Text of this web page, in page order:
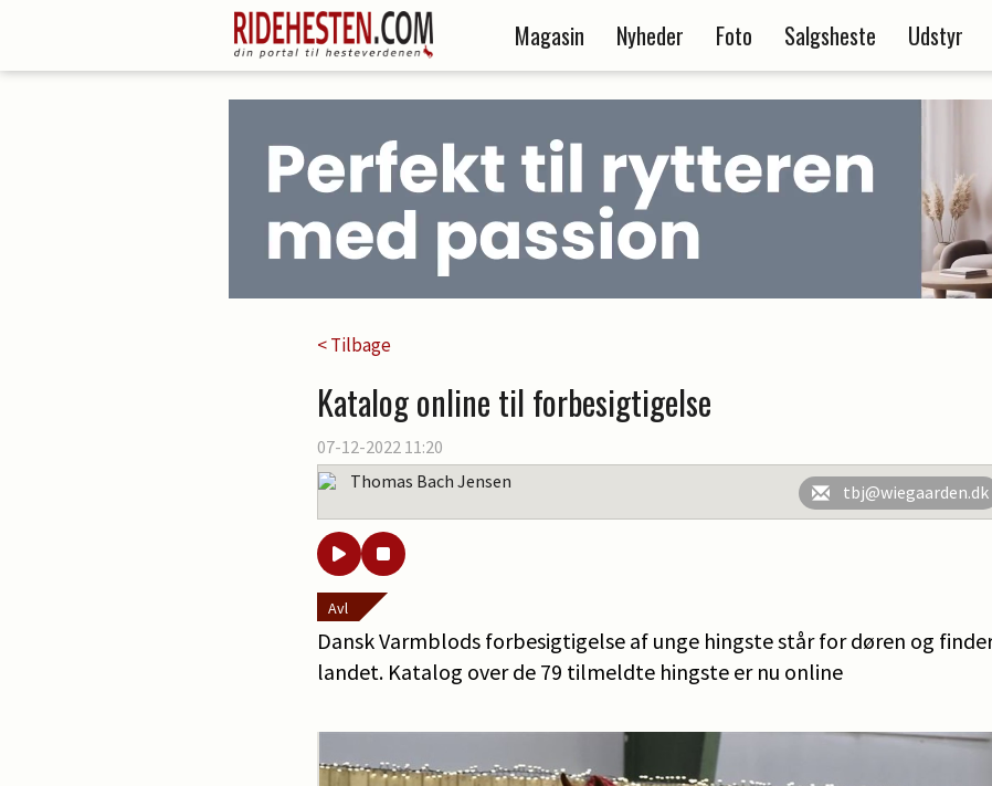
Magasin Nyheder Foto Salgsheste Udstyr
< Tilbage
Katalog online til forbesigtigelse
07-12-2022 11:20
Thomas Bach Jensen
tbj@wiegaarden.dk
Avl
Dansk Varmblods forbesigtigelse af unge hingste står for døren og
landet. Katalog over de 79 tilmeldte hingste er nu online